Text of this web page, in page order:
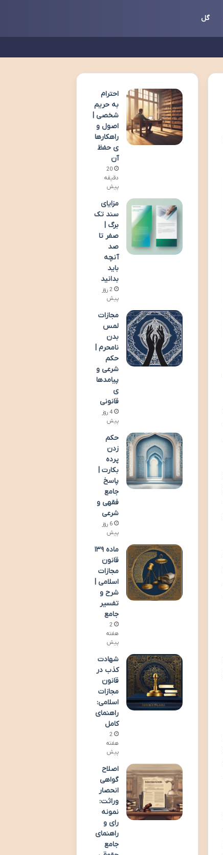
گل
احترام
به حریم
شخصی |
اصول و
راهکارها
ی حفظ
آن
20
دقیقه
پیش
مزایای
سند تک
برگ |
صفر تا
صد
آنچه
باید
بدانید
2 روز
پیش
مجازات
لمس
بدن
نامحرم |
حکم
شرعی و
پیامدها
ی
قانونی
4 روز
پیش
حکم
زدن
پرده
بکارت |
پاسخ
جامع
فقهی و
شرعی
6 روز
پیش
ماده ۱۳۹
قانون
مجازات
اسلامی |
شرح و
تفسیر
جامع
2
هفته
پیش
شهادت
کذب در
قانون
مجازات
اسلامی:
راهنمای
کامل
2
هفته
پیش
اصلاح
گواهی
انحصار
وراثت:
نمونه
رای و
راهنمای
جامع